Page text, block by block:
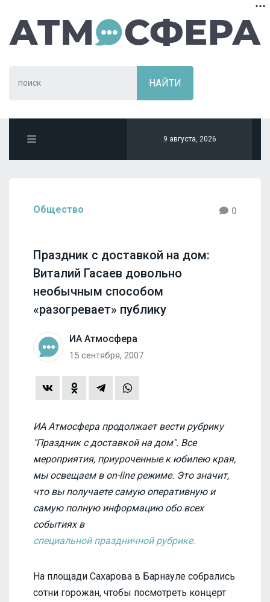
9 августа, 2026
Общество 0
Праздник с доставкой на дом:
Виталий Гасаев довольно
необычным способом
«разогревает» публику
ИА Атмосфера
15 сентября, 2007
ИА Атмосфера продолжает вести рубрику
"Праздник с доставкой на дом". Все
мероприятия, приуроченные к юбилею края,
мы освещаем в on-line режиме. Это значит,
что вы получаете самую оперативную и
самую полную информацию обо всех
событиях в
специальной праздничной рубрике.
На площади Сахарова в Барнауле собрались
сотни горожан, чтобы посмотреть концерт